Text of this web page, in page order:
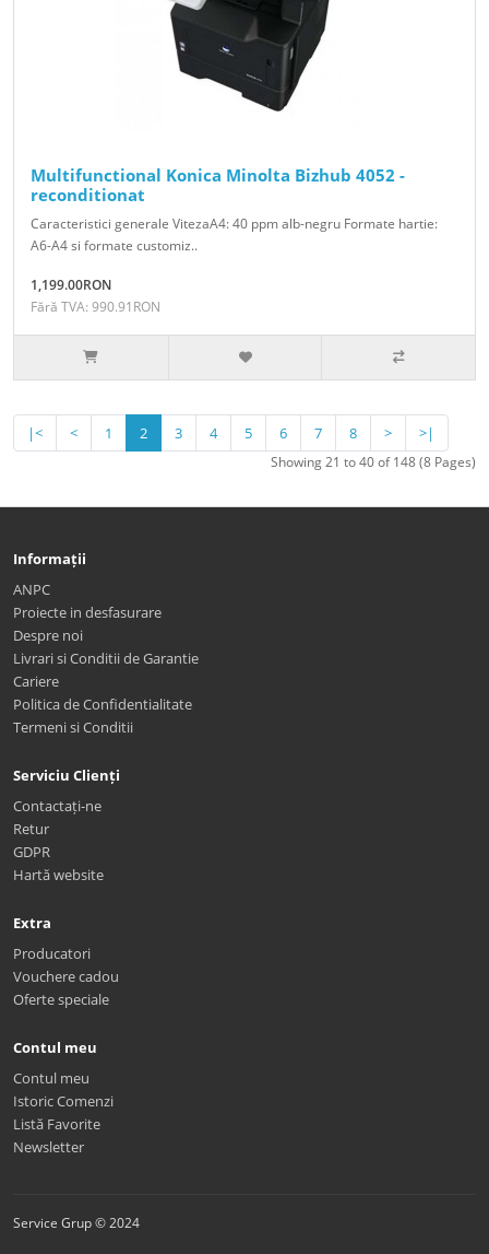
Multifunctional Konica Minolta Bizhub 4052 -
reconditionat
Caracteristici generale VitezaA4: 40 ppm alb-negru Formate hartie:
A6-A4 si formate customiz..
1,199.00RON
Fără TVA: 990.91RON
|< < 1 2 3 4 5 6 7 8 > >|
Showing 21 to 40 of 148 (8 Pages)
Informații
ANPC
Proiecte in desfasurare
Despre noi
Livrari si Conditii de Garantie
Cariere
Politica de Confidentialitate
Termeni si Conditii
Serviciu Clienți
Contactați-ne
Retur
GDPR
Hartă website
Extra
Producatori
Vouchere cadou
Oferte speciale
Contul meu
Contul meu
Istoric Comenzi
Listă Favorite
Newsletter
Service Grup © 2024